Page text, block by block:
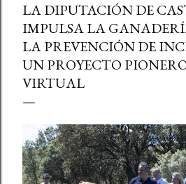
LA DIPUTACIÓN DE
IMPULSA LA
LA PREVENCIÓN DE
UN PROYECTO
VIRTUAL